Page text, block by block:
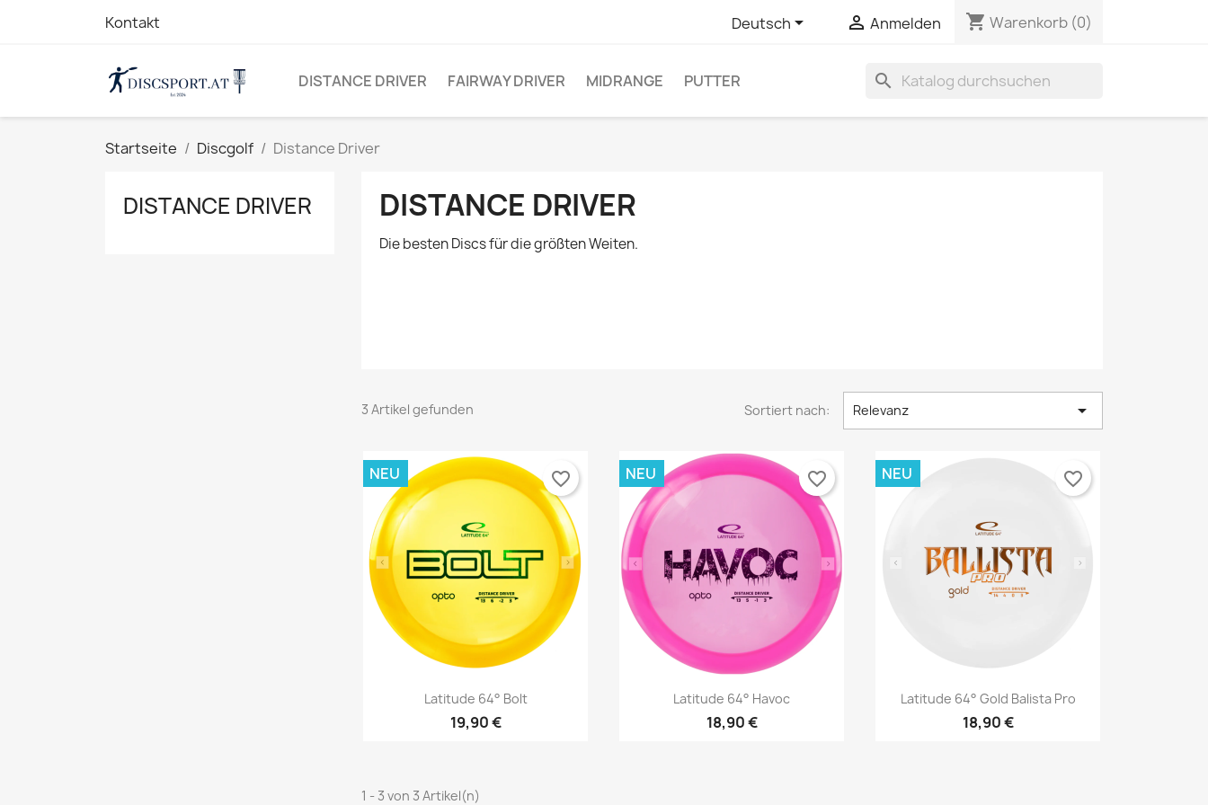
Kontakt Deutsch  Anmelden shopping_cart Warenkorb (0)
DISTANCE DRIVER FAIRWAY DRIVER MIDRANGE PUTTER search
Startseite Discgolf Distance Driver
DISTANCE DRIVER DISTANCE DRIVER
Die besten Discs für die größten Weiten.
3 Artikel gefunden Sortiert nach: Relevanz 
Vorschau
Latitude 64° Bolt
19,90 €
NEU favorite_border
Vorschau
Latitude 64° Havoc
18,90 €
NEU favorite_border
Vorschau
Latitude 64° Gold Balista Pro
18,90 €
NEU favorite_border
1 - 3 von 3 Artikel(n)